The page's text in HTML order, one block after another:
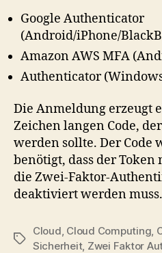
Google Authenticator
(Android/iPhone/
Amazon AWS MFA
Authenticator
Die Anmeldung erzeugt
Zeichen langen Code,
werden sollte. Der Code
benötigt, dass der
die Zwei-Faktor-
deaktiviert werden muss.
Tags
Cloud, Cloud Computing,
Sicherheit, Zwei Faktor